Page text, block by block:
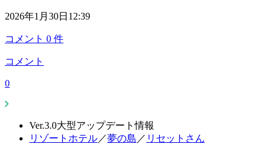
2026年1月30日12:39
コメント 0 件
コメント
0
Ver.3.0大型アップデート情報
リゾートホテル／夢の島 ／ リセットさん